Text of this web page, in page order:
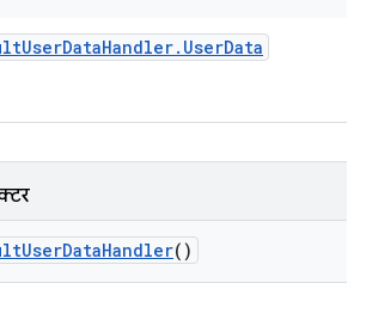
UserDataHandler. UserData
UserDataHandler()